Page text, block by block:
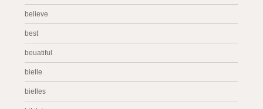
believe
best
beuatiful
bielle
bielles